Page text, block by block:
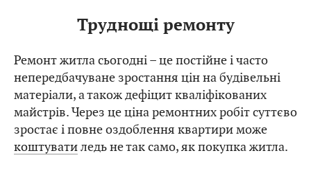
Труднощі ремонту
Ремонт житла сьогодні – це постійне і часто
непередбачуване зростання цін на будівельні
матеріали, а також дефіцит кваліфікованих
майстрів. Через це ціна ремонтних робіт суттєво
зростає і повне оздоблення квартири може
коштуватиледь не так само, як покупка житла.